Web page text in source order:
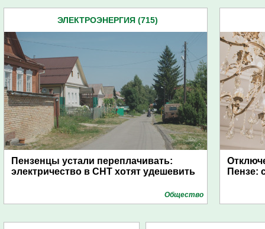
ЭЛЕКТРОЭНЕРГИЯ (715)
Пензенцы устали переплачивать:
электричество в СНТ хотят удешевить
Общество
Пензе: